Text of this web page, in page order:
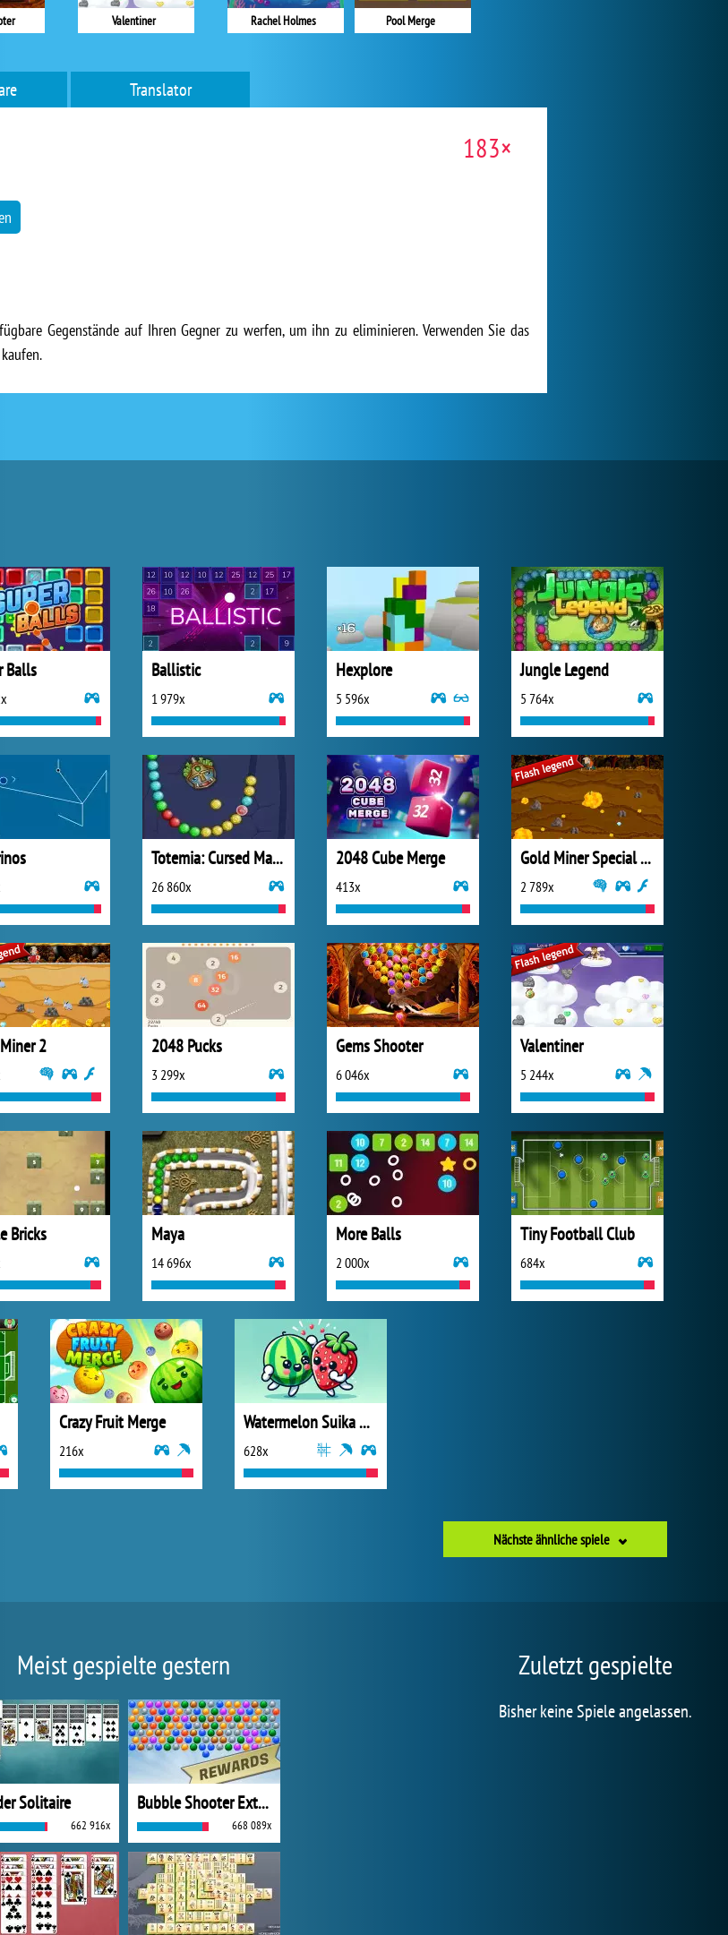
Pool Merge
Valentiner Rachel Holmes
Translator
183×
Gegenstände auf Ihren Gegner zu werfen, um ihn zu eliminieren. Verwenden Sie das
Balls Ballistic
1 979x
Hexplore
5 596x
Jungle Legend
5 764x
Totemia: Cursed Marbles
26 860x
2048 Cube Merge
413x
Gold Miner Special Edition
2 789x
2 2048 Pucks
3 299x
Gems Shooter
6 046x
Valentiner
5 244x
Bricks Maya
14 696x
More Balls
2 000x
Tiny Football Club
684x
Crazy Fruit Merge
216x
Watermelon Suika Game
628x
Nächste ähnliche spiele
Meist gespielte gestern
Solitaire
662 916x
Bubble Shooter Extreme
668 089x
Zuletzt gespielte
Bisher keine Spiele angelassen.